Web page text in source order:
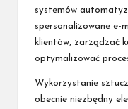
systemów
spersonalizowane e-
klientów, zarządzać
optymalizować
Wykorzystanie
obecnie niezbędny